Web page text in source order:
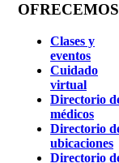
OFRECEMOS
Clases y
eventos
Cuidado
virtual
Directorio
médicos
Directorio
ubicaciones
Directorio